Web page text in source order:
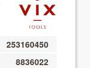
253160450
8836022